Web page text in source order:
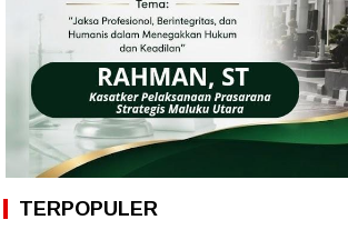
TERPOPULER